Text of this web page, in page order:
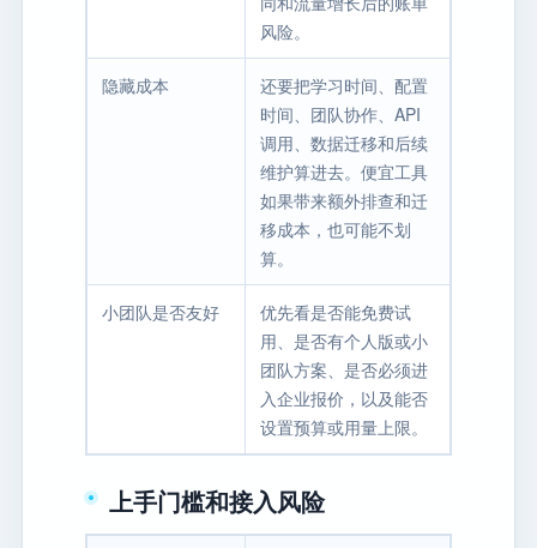
风险。
隐藏成本
还要把学习时间、配置
时间、团队协作、API
调用、数据迁移和后续
维护算进去。便宜工具
如果带来额外排查和迁
移成本，也可能不划
算。
小团队是否友好
优先看是否能免费试
用、是否有个人版或小
团队方案、是否必须进
入企业报价，以及能否
设置预算或用量上限。
上手门槛和接入风险